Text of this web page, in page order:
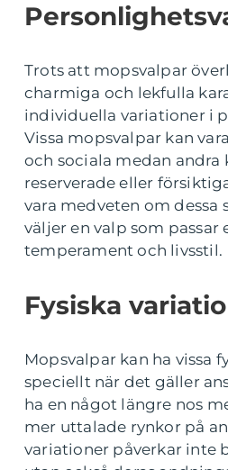
Trots att mopsvalpar
charmiga och lekfulla
individuella variationer i
Vissa mopsvalpar kan
och sociala medan andra
reserverade eller
vara medveten om dessa
väljer en valp som passar
temperament och livsstil.
Fysiska
Mopsvalpar kan ha vissa
speciellt när det gäller
ha en något längre nos
mer uttalade rynkor på
variationer påverkar inte